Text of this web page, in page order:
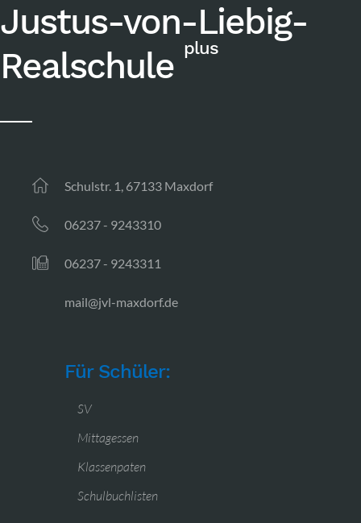
Justus-von-Liebig-
Realschule plus
Schulstr. 1, 67133 Maxdorf
06237 - 9243310
06237 - 9243311
mail@jvl-maxdorf.de
Für Schüler:
SV
Mittagessen
Klassenpaten
Schulbuchlisten